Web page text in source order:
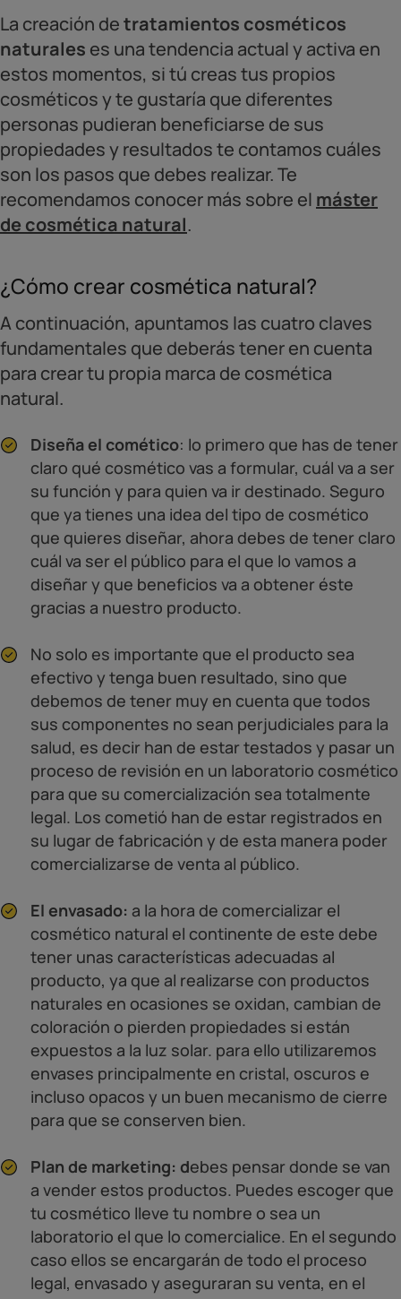
La creación detratamientos cosméticos
naturales es una tendencia actual y activa en
estos momentos, si tú creas tus propios
cosméticos y te gustaría que diferentes
personas pudieran beneficiarse de sus
propiedades y resultados te contamos cuáles
son los pasos que debes realizar. Te
recomendamos conocer más sobre el máster
de cosmética natural.
¿Cómo crear cosmética natural?
A continuación, apuntamos las cuatro claves
fundamentales que deberás tener en cuenta
para crear tu propia marca de cosmética
natural.
Diseña el comético: lo primero que has de tener
claro qué cosmético vas a formular, cuál va a ser
su función y para quien va ir destinado. Seguro
que ya tienes una idea del tipo de cosmético
que quieres diseñar, ahora debes de tener claro
cuál va ser el público para el que lo vamos a
diseñar y que beneficios va a obtener éste
gracias a nuestro producto.
No solo es importante que el producto sea
efectivo y tenga buen resultado, sino que
debemos de tener muy en cuenta que todos
sus componentes no sean perjudiciales para la
salud, es decir han de estar testados y pasar un
proceso de revisión en un laboratorio cosmético
para que su comercialización sea totalmente
legal. Los cometió han de estar registrados en
su lugar de fabricación y de esta manera poder
comercializarse de venta al público.
El envasado: a la hora de comercializar el
cosmético natural el continente de este debe
tener unas características adecuadas al
producto, ya que al realizarse con productos
naturales en ocasiones se oxidan, cambian de
coloración o pierden propiedades si están
expuestos a la luz solar. para ello utilizaremos
envases principalmente en cristal, oscuros e
incluso opacos y un buen mecanismo de cierre
para que se conserven bien.
Plan de marketing: debes pensar donde se van
a vender estos productos. Puedes escoger que
tu cosmético lleve tu nombre o sea un
laboratorio el que lo comercialice. En el segundo
caso ellos se encargarán de todo el proceso
legal, envasado y aseguraran su venta, en el